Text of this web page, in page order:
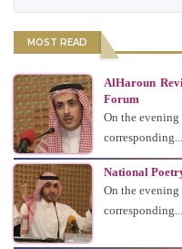
MOST READ
AlHaroun
Forum
On the
corresponding...
National
On the
corresponding...